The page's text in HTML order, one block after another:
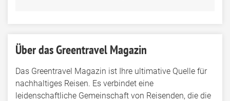
Über das Greentravel Magazin
Das Greentravel Magazin ist Ihre ultimative Quelle für
nachhaltiges Reisen. Es verbindet eine
leidenschaftliche Gemeinschaft von Reisenden, die die